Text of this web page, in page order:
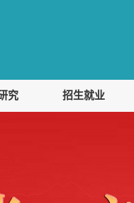
究 招生就业